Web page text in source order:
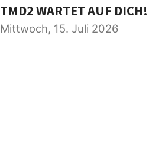
TMD2 WARTET AUF DICH!
Mittwoch, 15. Juli 2026